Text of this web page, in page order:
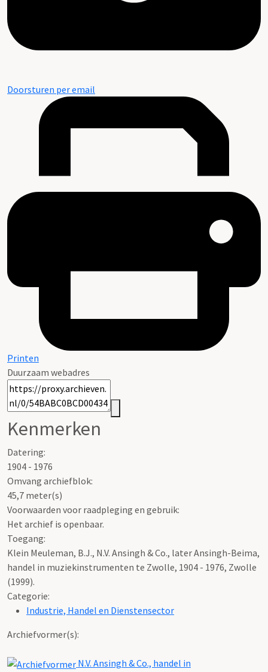
Doorsturen per email
Printen
Duurzaam webadres
Kenmerken
Datering:
1904 - 1976
Omvang archiefblok:
45,7 meter(s)
Voorwaarden voor raadpleging en gebruik:
Het archief is openbaar.
Toegang:
Klein Meuleman, B.J., N.V. Ansingh & Co., later Ansingh-Beima,
handel in muziekinstrumenten te Zwolle, 1904 - 1976, Zwolle
(1999).
Categorie:
Industrie, Handel en Dienstensector
Archiefvormer(s):
N.V. Ansingh & Co., handel in